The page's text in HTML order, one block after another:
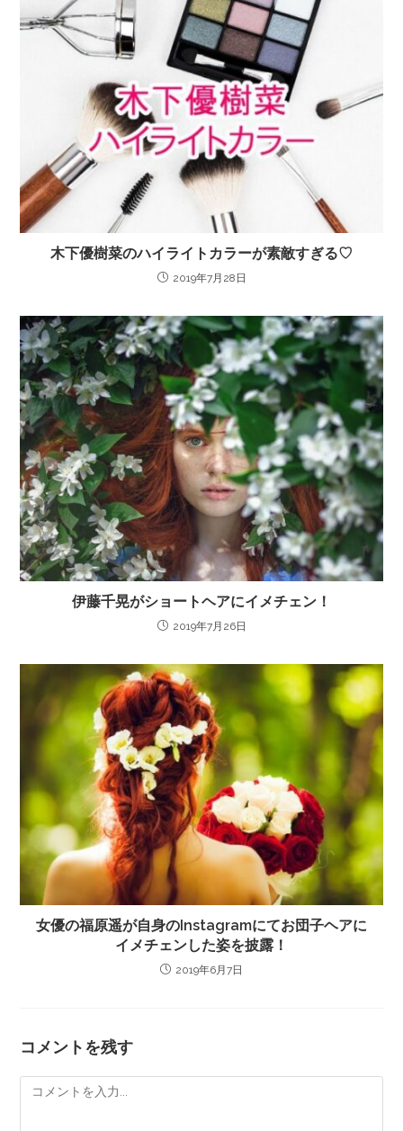
木下優樹菜のハイライトカラーが素敵すぎる♡
2019年7月28日
伊藤千晃がショートヘアにイメチェン！
2019年7月26日
女優の福原遥が自身のInstagramにてお団子ヘアに
イメチェンした姿を披露！
2019年6月7日
コメントを残す